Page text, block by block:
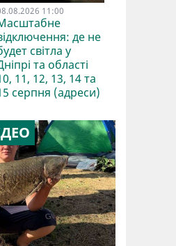
11:00
де не
світла у
та області
11, 12, 13, 14 та
серпня (адреси)